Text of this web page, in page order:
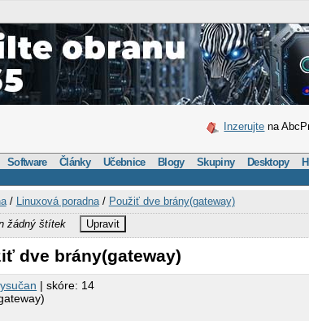
Inzerujte na
Software Články Učebnice Blogy Skupiny Desktopy
/ Linuxová poradna/ Použiť dve brány(gateway)
žádný štítek Upravit
dve brány(gateway)
| skóre: 14